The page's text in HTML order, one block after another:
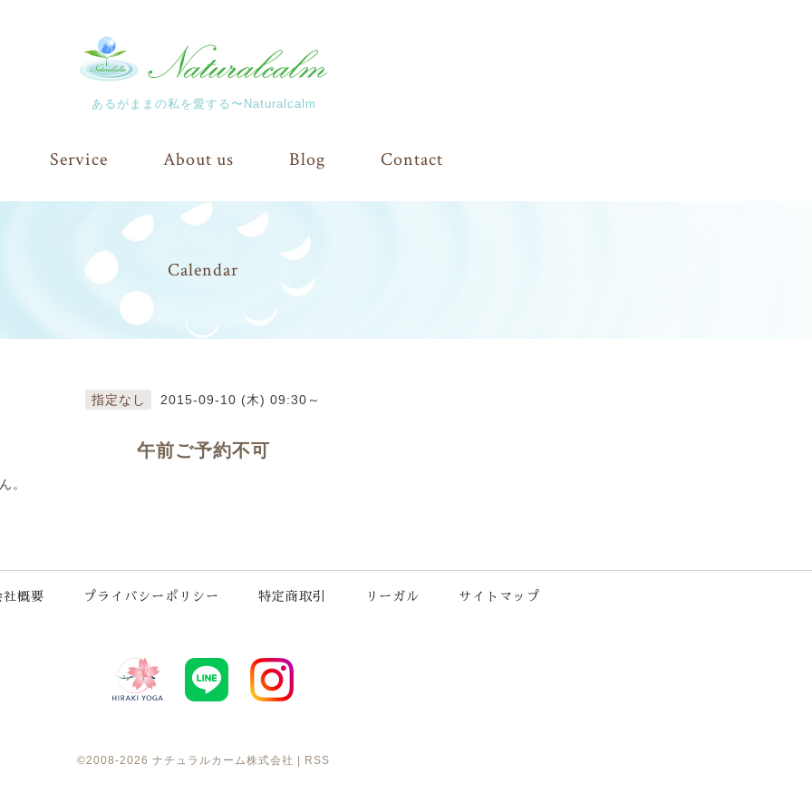
あるがままの私を愛する〜Naturalcalm
Service About us Blog Contact
Calendar
指定なし 2015-09-10 (木) 09:30～
午前ご予約不可
。
社概要 プライバシーポリシー 特定商取引 リーガル サイトマップ
©2008-2026 ナチュラルカーム株式会社 | RSS